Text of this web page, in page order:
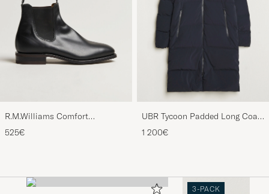
R.M.Williams Comfort
Craftsman G Boot Yearling
Black
525€
UBR Tycoon Padded Long Coat
Black
1 200€
3-PACK